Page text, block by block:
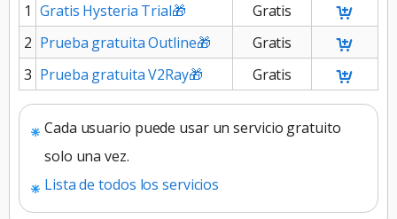
1 Gratis Hysteria Trial🎁
Gratis
2 Prueba gratuita Outline🎁
Gratis
3 Prueba gratuita V2Ray🎁 Gratis
Cada usuario puede usar un servicio gratuito
solo una vez.
Lista de todos los servicios